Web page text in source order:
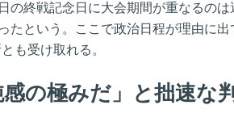
の終戦記念日に大会期間が重なるの
たという。ここで政治日程が理由に
も受け取れる。
の極みだ」と拙速な